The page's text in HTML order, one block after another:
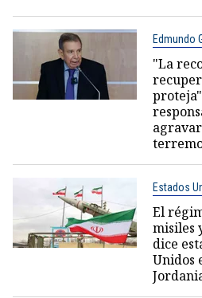
Edmundo
"La
Estados
El
misiles
dice
Unidos